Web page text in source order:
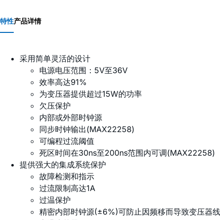
特性产品详情
采用简单灵活的设计
电源电压范围：5V至36V
效率高达91%
为变压器提供超过15W的功率
欠压保护
内部或外部时钟源
同步时钟输出(MAX22258)
可编程过流阈值
死区时间在30ns至200ns范围内可调(MAX22258)
提供强大的集成系统保护
故障检测和指示
过流限制高达1A
过温保护
精密内部时钟源(±6%)可防止因频移而导致变压器